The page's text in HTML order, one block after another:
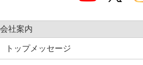
会社案内
トップメッセージ